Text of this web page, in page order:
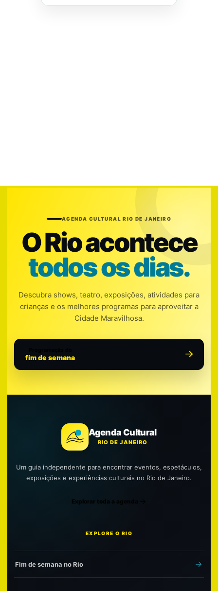
AGENDA CULTURAL RIO DE JANEIRO
O Rio acontece
todos os dias.
Descubra shows, teatro, exposições, atividades para
crianças e os melhores programas para aproveitar a
Cidade Maravilhosa.
fim de semana
Agenda Cultural
RIO DE JANEIRO
Um guia independente para encontrar eventos, espetáculos,
exposições e experiências culturais no Rio de Janeiro.
Explorar toda a agenda
EXPLORE O RIO
Fim de semana no Rio